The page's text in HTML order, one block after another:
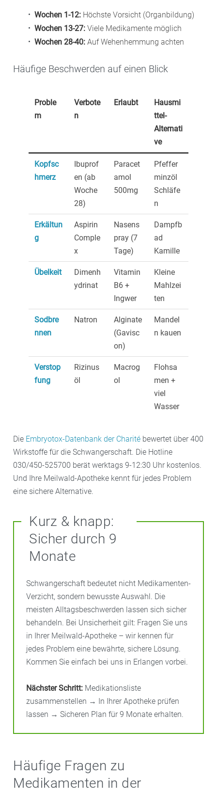
Wochen 1-12: Höchste Vorsicht (Organbildung)
Wochen 13-27: Viele Medikamente möglich
Wochen 28-40: Auf Wehenhemmung achten
Häufige Beschwerden auf einen Blick
Proble
m
Verbote
n
Erlaubt
Hausmi
ttel-
Alternati
ve
Kopfsc
hmerz
Ibuprof
en (ab
Woche
28)
Paracet
amol
500mg
Pfeffer
minzöl
Schläfe
n
Erkältun
g
Aspirin
Comple
x
Nasens
pray (7
Tage)
Dampfb
ad
Kamille
Übelkeit
Dimenh
ydrinat
Vitamin
B6 +
Ingwer
Kleine
Mahlzei
ten
Sodbre
nnen
Natron
Alginate
(Gavisc
on)
Mandel
n kauen
Verstop
fung
Rizinus
öl
Macrog
ol
Flohsa
men +
viel
Wasser
Die Embryotox-Datenbank der Charité bewertet über 400
Wirkstoffe für die Schwangerschaft. Die Hotline
030/450-525700 berät werktags 9-12:30 Uhr kostenlos.
Und Ihre Meilwald-Apotheke kennt für jedes Problem
eine sichere Alternative.
Kurz & knapp:
Sicher durch 9
Monate
Schwangerschaft bedeutet nicht Medikamenten-
Verzicht, sondern bewusste Auswahl. Die
meisten Alltagsbeschwerden lassen sich sicher
behandeln. Bei Unsicherheit gilt: Fragen Sie uns
in Ihrer Meilwald-Apotheke – wir kennen für
jedes Problem eine bewährte, sichere Lösung.
Kommen Sie einfach bei uns in Erlangen vorbei.
Nächster Schritt: Medikationsliste
zusammenstellen → In Ihrer Apotheke prüfen
lassen → Sicheren Plan für 9 Monate erhalten.
Häufige Fragen zu
Medikamenten in der